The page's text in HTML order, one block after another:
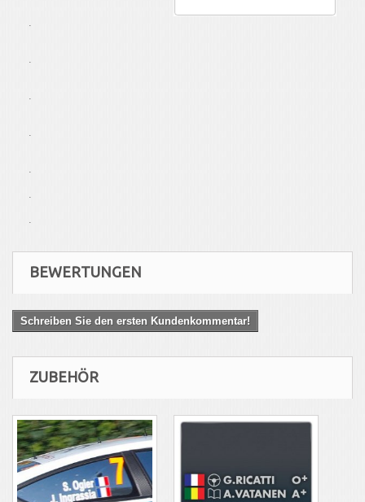
.
.
.
.
.
.
.
BEWERTUNGEN
Schreiben Sie den ersten Kundenkommentar!
ZUBEHÖR